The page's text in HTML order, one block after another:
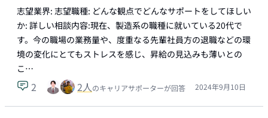
志望業界: 志望職種: どんな観点でどんなサポートをしてほしい
か: 詳しい相談内容:現在、製造系の職種に就いている20代で
す。今の職場の業務量や、度重なる先輩社員方の退職などの環
境の変化にとてもストレスを感じ、昇給の見込みも薄いとの
こ…
2 2人のキャリアサポーターが回答 2024年9月10日